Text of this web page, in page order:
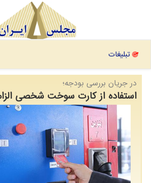
تبلیغات
در جریان بررسی بودجه؛
استفاده از کارت سوخت شخصی